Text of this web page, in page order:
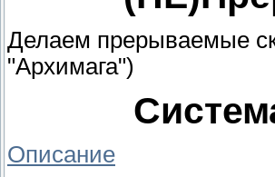
Делаем прерываемые
"Архимага")
Описание